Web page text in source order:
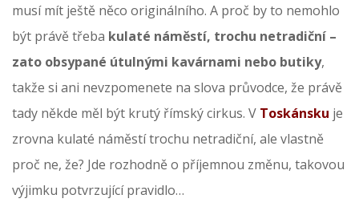
musí mít ještě něco originálního. A proč by to nemohlo
být právě třeba kulaté náměstí, trochu netradiční –
zato obsypané útulnými kavárnami nebo butiky,
takže si ani nevzpomenete na slova průvodce, že právě
tady někde měl být krutý římský cirkus. V Toskánsku je
zrovna kulaté náměstí trochu netradiční, ale vlastně
proč ne, že? Jde rozhodně o příjemnou změnu, takovou
výjimku potvrzující pravidlo…